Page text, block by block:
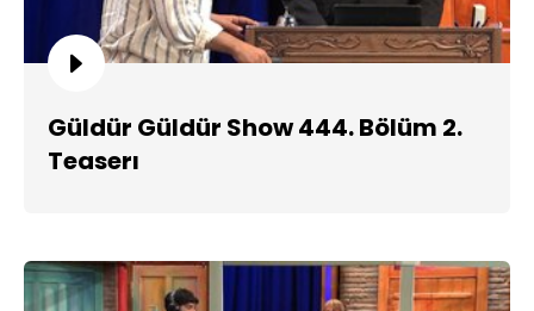
Güldür Güldür Show 444. Bölüm 2.
Teaserı